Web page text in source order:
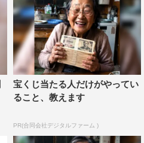
宝くじ当たる人だけがやってい
ること、教えます
PR(合同会社デジタルファーム )